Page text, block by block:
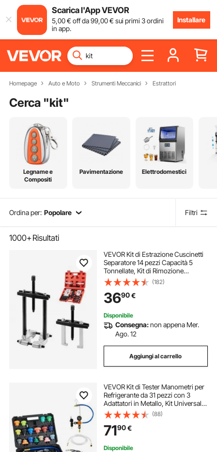
Scarica l'App VEVOR
5,00€ off da99,00€ sui primi 3 ordini
in app.
Installare
Homepage Auto e Moto Strumenti Meccanici Estrattori
Cerca "kit"
Legname e
Compositi
Pavimentazione Elettrodomestici
Ordina per: Popolare Filtri
1000+Risultati
VEVOR Kit di Estrazione Cuscinetti
Separatore 14 pezzi Capacità 5
Tonnellate, Kit di Rimozione
Cuscinetti a Pignone con Ganasce
Set di Estrattori Utensili per
Divisione, Kit Utensili per
Autoveicoli
(182)
3690€
Disponibile
Consegna:non appena Mer.
Ago. 12
Aggiungi al carrello
VEVOR Kit di Tester Manometri per
Refrigerante da 31 pezzi con 3
Adattatori in Metallo, Kit Universale
per Prova di Pressione del
Radiatore per Autoveicoli, con
Pompa di Pressione Riempitivo
(88)
7190€
Disponibile